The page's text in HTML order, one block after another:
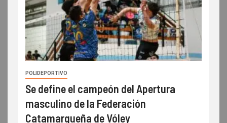
POLIDEPORTIVO
Se define el campeón del Apertura
masculino de la Federación
Catamarqueña de Vóley